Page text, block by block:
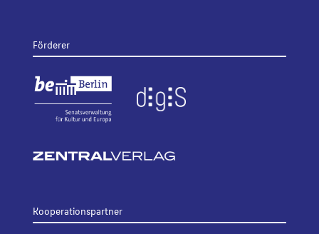
Förderer
Kooperationspartner